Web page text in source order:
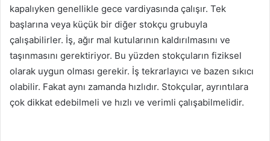
kapalıyken genellikle gece vardiyasında çalışır. Tek
başlarına veya küçük bir diğer stokçu grubuyla
çalışabilirler. İş, ağır mal kutularının kaldırılmasını ve
taşınmasını gerektiriyor. Bu yüzden stokçuların fiziksel
olarak uygun olması gerekir. İş tekrarlayıcı ve bazen sıkıcı
olabilir. Fakat aynı zamanda hızlıdır. Stokçular, ayrıntılara
çok dikkat edebilmeli ve hızlı ve verimli çalışabilmelidir.